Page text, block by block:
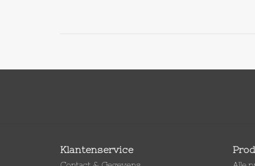
Klantenservice